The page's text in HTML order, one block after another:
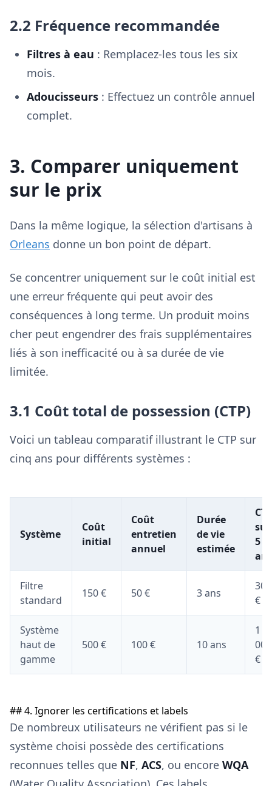
2.2 Fréquence recommandée
Filtres à eau : Remplacez-les tous les six
mois.
Adoucisseurs : Effectuez un contrôle annuel
complet.
3. Comparer uniquement
sur le prix
Dans la même logique, la sélection d'artisans à
Orleans donne un bon point de départ.
Se concentrer uniquement sur le coût initial est
une erreur fréquente qui peut avoir des
conséquences à long terme. Un produit moins
cher peut engendrer des frais supplémentaires
liés à son inefficacité ou à sa durée de vie
limitée.
3.1 Coût total de possession (CTP)
Voici un tableau comparatif illustrant le CTP sur
cinq ans pour différents systèmes :
Système
Coût
initial
Coût
entretien
annuel
Durée
de vie
estimée
CTP
sur
5
ans
Filtre
standard
150 € 50 € 3 ans
300
€
Système
haut de
gamme
500 € 100 € 10 ans
1
000
€
## 4. Ignorer les certifications et labels
De nombreux utilisateurs ne vérifient pas si le
système choisi possède des certifications
reconnues telles que NF, ACS, ou encore WQA